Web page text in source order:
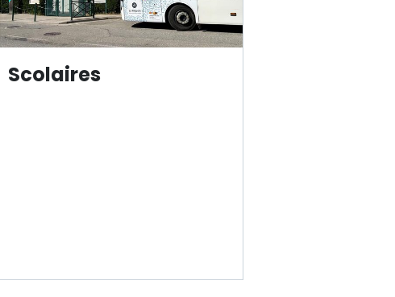
Scolaires